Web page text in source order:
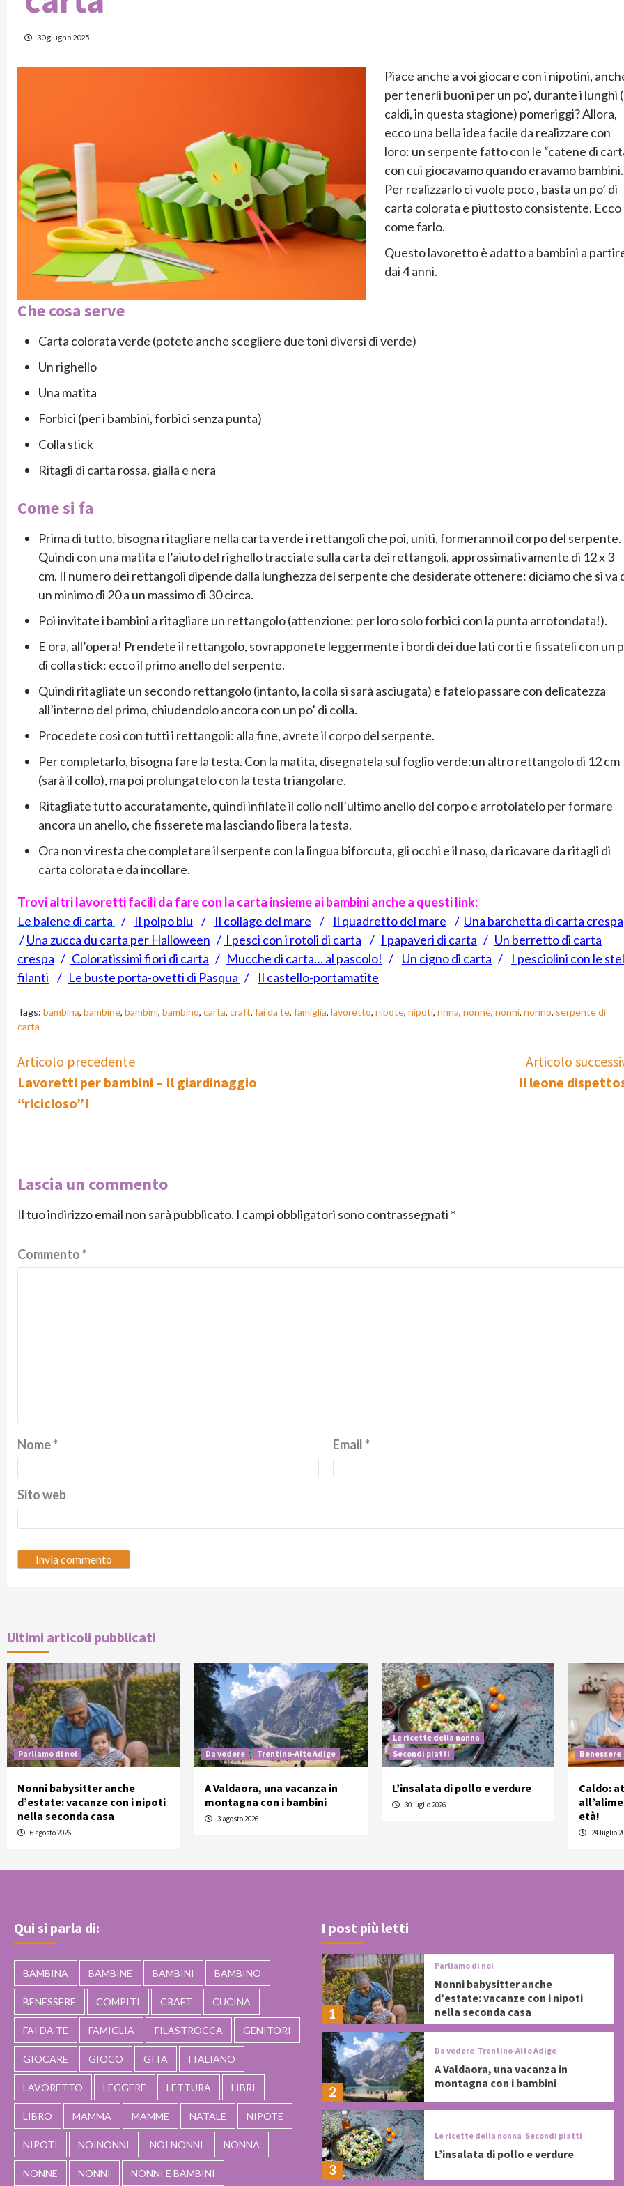
30 giugno 2025
Piace anche a voi giocare con i nipotini,
per tenerli buoni per un po’, durante i lunghi
caldi, in questa stagione) pomeriggi? Allora,
ecco una bella idea facile da realizzare con
loro: un serpente fatto con le “catene di
con cui giocavamo quando eravamo bambini.
Per realizzarlo ci vuole poco , basta un po’ di
carta colorata e piuttosto consistente. Ecco
come farlo.
Questo lavoretto è adatto a bambini a
dai 4 anni.
Che cosa serve
Carta colorata verde (potete anche scegliere due toni diversi di verde)
Un righello
Una matita
Forbici (per i bambini, forbici senza punta)
Colla stick
Ritagli di carta rossa, gialla e nera
Come si fa
Prima di tutto, bisogna ritagliare nella carta verde i rettangoli che poi, uniti, formeranno il corpo del serpente.
Quindi con una matita e l’aiuto del righello tracciate sulla carta dei rettangoli, approssimativamente di 12 x 3
cm. Il numero dei rettangoli dipende dalla lunghezza del serpente che desiderate ottenere: diciamo che si va
un minimo di 20 a un massimo di 30 circa.
Poi invitate i bambini a ritagliare un rettangolo (attenzione: per loro solo forbici con la punta arrotondata!).
E ora, all’opera! Prendete il rettangolo, sovrapponete leggermente i bordi dei due lati corti e fissateli con un
di colla stick: ecco il primo anello del serpente.
Quindi ritagliate un secondo rettangolo (intanto, la colla si sarà asciugata) e fatelo passare con delicatezza
all’interno del primo, chiudendolo ancora con un po’ di colla.
Procedete così con tutti i rettangoli: alla fine, avrete il corpo del serpente.
Per completarlo, bisogna fare la testa. Con la matita, disegnatela sul foglio verde:un altro rettangolo di 12 cm
(sarà il collo), ma poi prolungatelo con la testa triangolare.
Ritagliate tutto accuratamente, quindi infilate il collo nell’ultimo anello del corpo e arrotolatelo per formare
ancora un anello, che fisserete ma lasciando libera la testa.
Ora non vi resta che completare il serpente con la lingua biforcuta, gli occhi e il naso, da ricavare da ritagli di
carta colorata e da incollare.
Trovi altri lavoretti facili da fare con la carta insieme ai bambini anche a questi link:
Le balene di carta / Il polpo blu / Il collage del mare / Il quadretto del mare / Una barchetta di carta crespa
/Una zucca du carta per Halloween / I pesci con i rotoli di carta / I papaveri di carta / Un berretto di carta
crespa / Coloratissimi fiori di carta / Mucche di carta… al pascolo! / Un cigno di carta / I pesciolini con le
filanti / Le buste porta-ovetti di Pasqua / Il castello-portamatite
Tags: bambina, bambine, bambini, bambino, carta, craft, fai da te, famiglia, lavoretto, nipote, nipoti, nnna, nonne, nonni, nonno, serpente di
carta
Continue
Reading
Articolo precedente
Lavoretti per bambini – Il giardinaggio
“ricicloso”!
Articolo
Il leone
Lascia un commento
Il tuo indirizzo email non sarà pubblicato. I campi obbligatori sono contrassegnati *
Commento*
Nome* Email*
Sito web
Ultimi articoli pubblicati
Parliamo di noi
Nonni babysitter anche
d’estate: vacanze con i nipoti
nella seconda casa
6 agosto 2026
Da vedere Trentino-Alto Adige
A Valdaora, una vacanza in
montagna con i bambini
3 agosto 2026
Le ricette della nonna
Secondi piatti
L’insalata di pollo e verdure
30 luglio 2026
Benessere
Caldo:
età!
24 luglio
Qui si parla di:
BAMBINA BAMBINE BAMBINI BAMBINO
BENESSERE COMPITI CRAFT CUCINA
FAI DA TE FAMIGLIA FILASTROCCA GENITORI
GIOCARE GIOCO GITA ITALIANO
LAVORETTO LEGGERE LETTURA LIBRI
LIBRO MAMMA MAMME NATALE NIPOTE
NIPOTI NOINONNI NOI NONNI NONNA
NONNE NONNI NONNI E BAMBINI
I post più letti
1
Parliamo di noi
Nonni babysitter anche
d’estate: vacanze con i nipoti
nella seconda casa
2
Da vedere Trentino-Alto Adige
A Valdaora, una vacanza in
montagna con i bambini
3
Le ricette della nonna Secondi piatti
L’insalata di pollo e verdure